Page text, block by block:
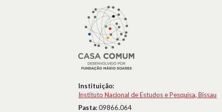
Instituição:
Instituto Nacional de Estudos e Pesquisa, Bissau
Pasta:09866.064